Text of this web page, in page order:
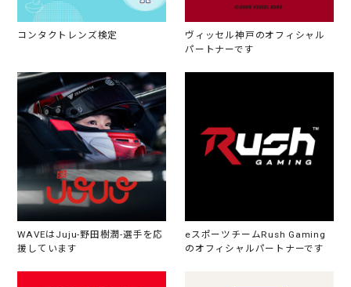
コンタクトレンズ検定
ヴィッセル神戸のオフィシャル
パートナーです
WAVEはJuju-野田樹潤-選手を応
援しています
eスポーツチームRush Gaming
のオフィシャルパートナーです